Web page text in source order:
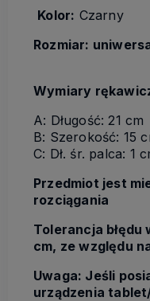
Kolor: Czarny
Rozmiar:
Wymiary
A: Długość: 21 cm
B: Szerokość: 15
C: Dł. śr. palca: 1
Przedmiot jest
rozciągania
Tolerancja
cm, ze względu
Uwaga: Jeśli
urządzenia